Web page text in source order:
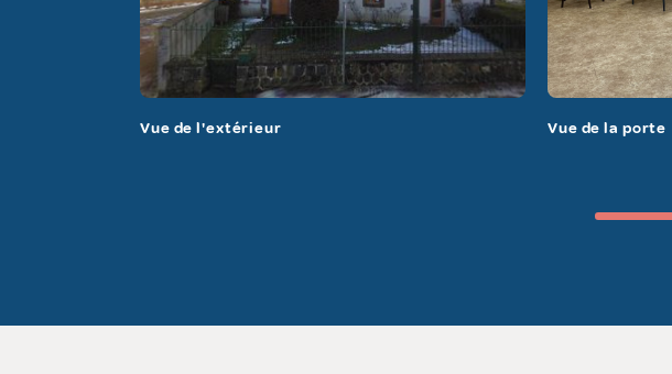
Vue de l'extérieur Vue de la porte